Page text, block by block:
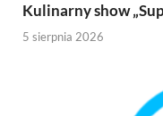
Kulinarny show
5 sierpnia 2026